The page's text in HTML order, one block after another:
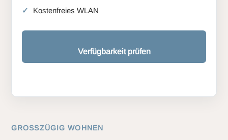
Kostenfreies WLAN
Verfügbarkeit prüfen
GROSSZÜGIG WOHNEN